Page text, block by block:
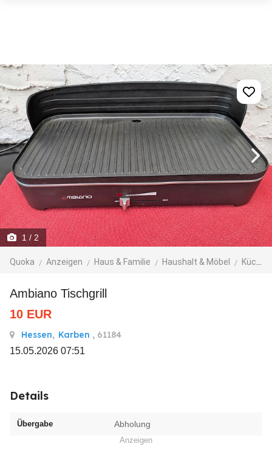
1/ 2
Quoka Anzeigen Haus & Familie Haushalt & Möbel Küche
Ambiano Tischgrill
10 EUR
Hessen, Karben , 61184
15.05.2026 07:51
Details
Übergabe Abholung
Anzeigen